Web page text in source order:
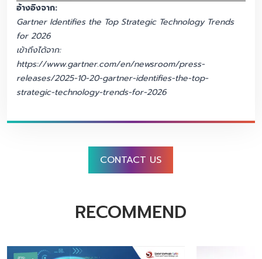
อ้างอิงจาก:
Gartner Identifies the Top Strategic Technology Trends
for 2026
เข้าถึงได้จาก:
https://www.gartner.com/en/newsroom/press-
releases/2025-10-20-gartner-identifies-the-top-
strategic-technology-trends-for-2026
CONTACT US
RECOMMEND